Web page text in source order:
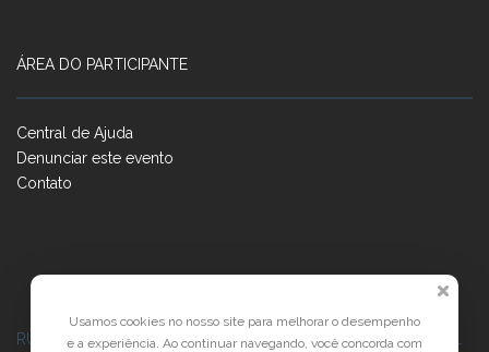
ÁREA DO PARTICIPANTE
Central de Ajuda
Denunciar este evento
Contato
RUA JOSÉ PONTES DE MAGALHÃES, 70JATIÚCA, MACEIÓ - AL
Usamos cookies no nosso site para melhorar o desempenho
e a experiência. Ao continuar navegando, você concorda com